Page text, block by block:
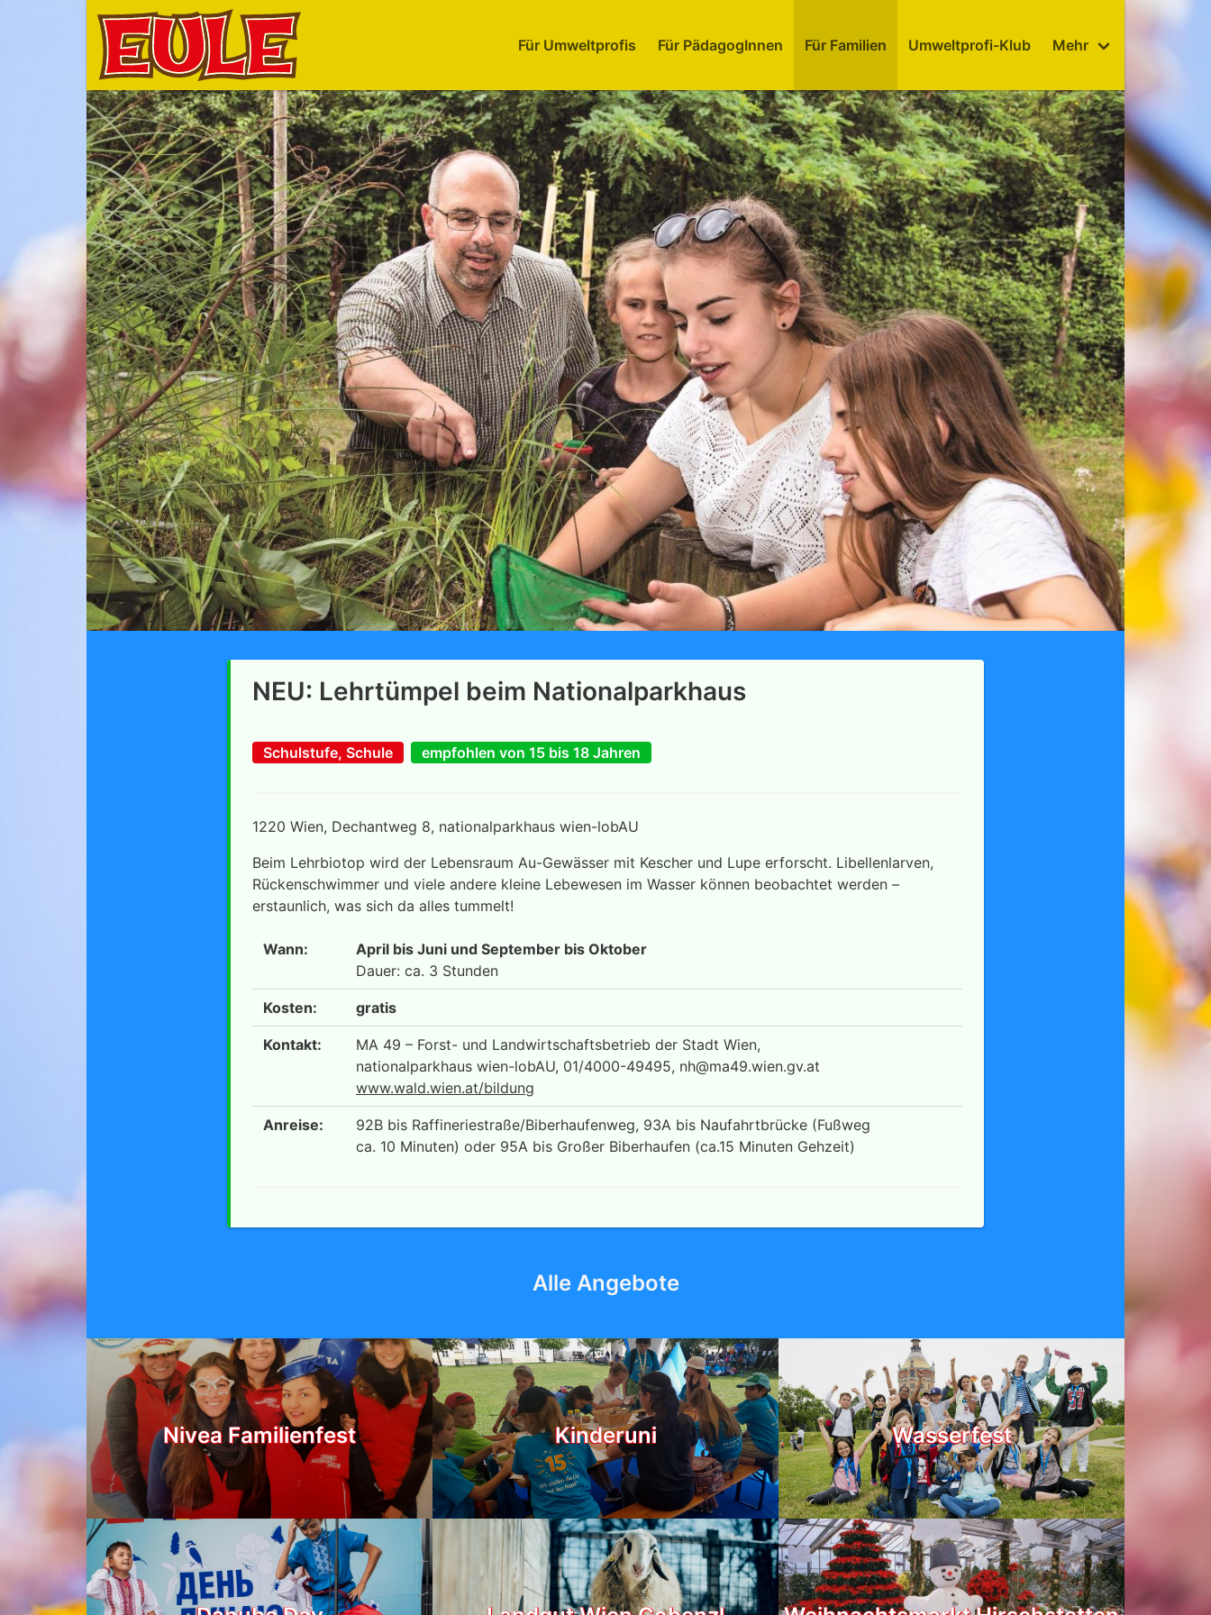
Für Umweltprofis Für PädagogInnen Für Familien Umweltprofi-Klub Mehr
NEU: Lehrtümpel beim Nationalparkhaus
Schulstufe, Schule empfohlen von 15 bis 18 Jahren
1220 Wien, Dechantweg 8, nationalparkhaus wien-lobAU
Beim Lehrbiotop wird der Lebensraum Au-Gewässer mit Kescher und Lupe erforscht. Libellenlarven,
Rückenschwimmer und viele andere kleine Lebewesen im Wasser können beobachtet werden –
erstaunlich, was sich da alles tummelt!
Wann:
April bis Juni und September bis Oktober
Dauer: ca. 3 Stunden
Kosten: gratis
Kontakt:
MA 49 – Forst- und Landwirtschaftsbetrieb der Stadt Wien,
nationalparkhaus wien-lobAU, 01/4000-49495, nh@ma49.wien.gv.at
www.wald.wien.at/bildung
Anreise:
92B bis Raffineriestraße/Biberhaufenweg, 93A bis Naufahrtbrücke (Fußweg
ca. 10 Minuten) oder 95A bis Großer Biberhaufen (ca.15 Minuten Gehzeit)
Alle Angebote
Nivea Familienfest Kinderuni Wasserfest